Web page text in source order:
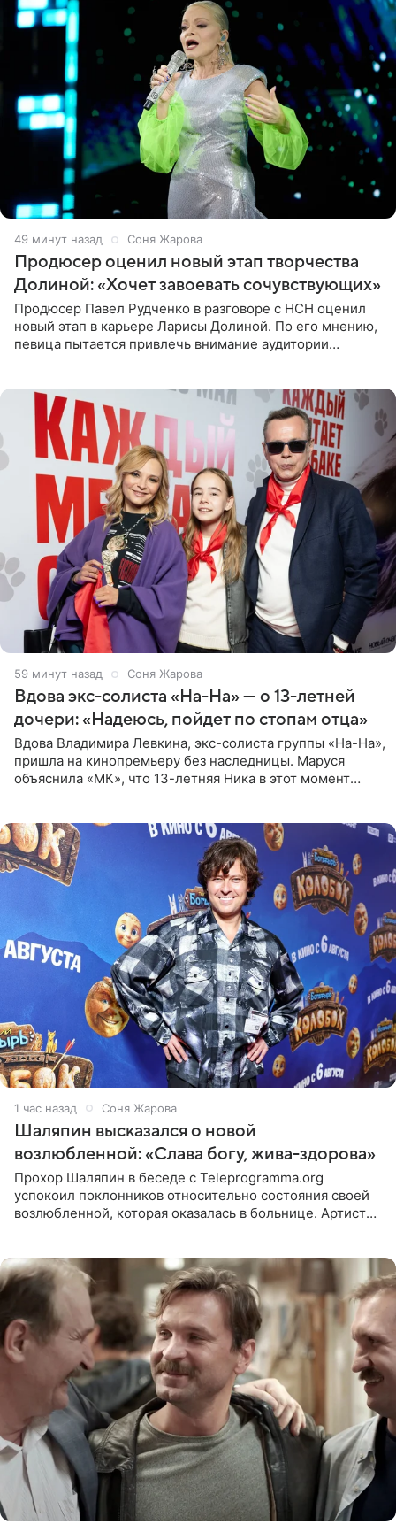
49 минут назад Соня Жарова
Продюсер оценил новый этап творчества
Долиной: «Хочет завоевать сочувствующих»
Продюсер Павел Рудченко в разговоре с НСН оценил
новый этап в карьере Ларисы Долиной. По его мнению,
певица пытается привлечь внимание аудитории
59 минут назад Соня Жарова
Вдова экс-солиста «На-На» — о 13-летней
дочери: «Надеюсь, пойдет по стопам отца»
Вдова Владимира Левкина, экс-солиста группы «На-На»,
пришла на кинопремьеру без наследницы. Маруся
объяснила «МК», что 13-летняя Ника в этот момент
1 час назад Соня Жарова
Шаляпин высказался о новой
возлюбленной: «Слава богу, жива-здорова»
Прохор Шаляпин в беседе с Teleprogramma.org
успокоил поклонников относительно состояния своей
возлюбленной, которая оказалась в больнице. Артист